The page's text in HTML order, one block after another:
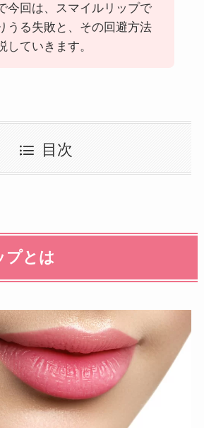
今回は、スマイルリップで
うる失敗と、その回避方法
していきます。
目次
プとは